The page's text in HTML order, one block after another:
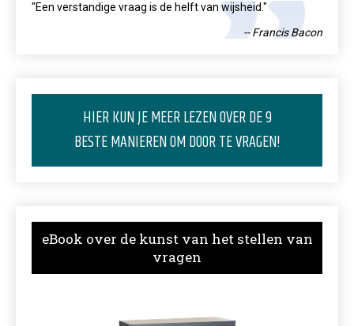
"Een verstandige vraag is de helft van wijsheid."
-- Francis Bacon
HIER KUN JE MEER LEZEN OVER DE 9
BESTE MANIEREN OM DOOR TE VRAGEN!
eBook over de kunst van het stellen van
vragen